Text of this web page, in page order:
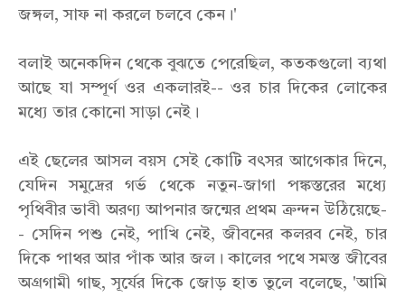
জঙ্গল, সাফ না করলে চলবে কেন।'
বলাই অনেকদিন থেকে বুঝতে পেরেছিল, কতকগুলো ব্যথা
আছে যা সম্পূর্ণ ওর একলারই-- ওর চার দিকের লোকের
মধ্যে তার কোনো সাড়া নেই।
এই ছেলের আসল বয়স সেই কোটি বৎসর আগেকার দিনে,
যেদিন সমুদ্রের গর্ভ থেকে নতুন-জাগা পঙ্কস্তরের মধ্যে
পৃথিবীর ভাবী অরণ্য আপনার জন্মের প্রথম ক্রন্দন উঠিয়েছে-
- সেদিন পশু নেই, পাখি নেই, জীবনের কলরব নেই, চার
দিকে পাথর আর পাঁক আর জল। কালের পথে সমস্ত জীবের
অগ্রগামী গাছ, সূর্যের দিকে জোড় হাত তুলে বলেছে, 'আমি